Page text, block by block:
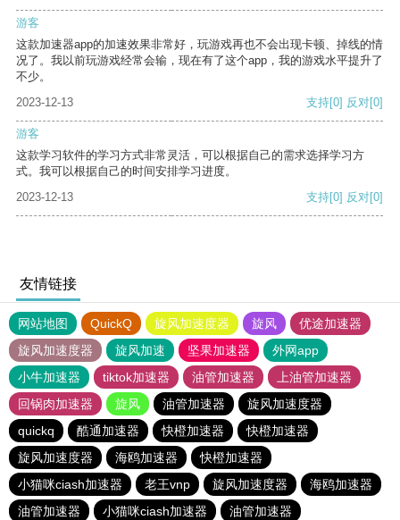
游客
这款加速器app的加速效果非常好，玩游戏再也不会出现卡顿、掉线的情
况了。我以前玩游戏经常会输，现在有了这个app，我的游戏水平提升了
不少。
2023-12-13
支持[0] 反对[0]
游客
这款学习软件的学习方式非常灵活，可以根据自己的需求选择学习方
式。我可以根据自己的时间安排学习进度。
2023-12-13
支持[0] 反对[0]
友情链接
网站地图 QuickQ 旋风加速度器 旋风
优途加速器
旋风加速度器
旋风加速 坚果加速器
外网app
小牛加速器
tiktok加速器 油管加速器
上油管加速器
回锅肉加速器
旋风 油管加速器
旋风加速度器
quickq
酷通加速器 快橙加速器
快橙加速器
旋风加速度器
海鸥加速器
快橙加速器
小猫咪ciash加速器
老王vnp 旋风加速度器
海鸥加速器
油管加速器
小猫咪ciash加速器 油管加速器